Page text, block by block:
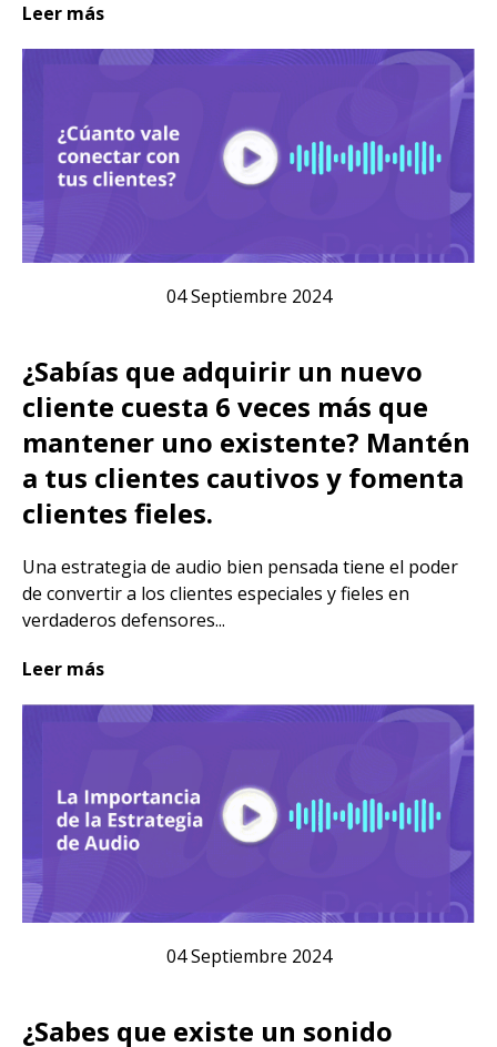
Leer más
04 Septiembre 2024
¿Sabías que adquirir un nuevo
cliente cuesta 6 veces más que
mantener uno existente? Mantén
a tus clientes cautivos y fomenta
clientes fieles.
Una estrategia de audio bien pensada tiene el poder
de convertir a los clientes especiales y fieles en
verdaderos defensores...
Leer más
04 Septiembre 2024
¿Sabes que existe un sonido